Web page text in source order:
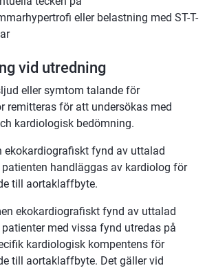
eller belastning med ST-T-
vid utredning
eller symtom talande för
remitteras för att undersökas med
kardiologisk bedömning.
ekokardiografiskt fynd av uttalad
handläggas av kardiolog för
till aortaklaffbyte.
ekokardiografiskt fynd av uttalad
med vissa fynd utredas på
kardiologisk kompentens för
till aortaklaffbyte. Det gäller vid